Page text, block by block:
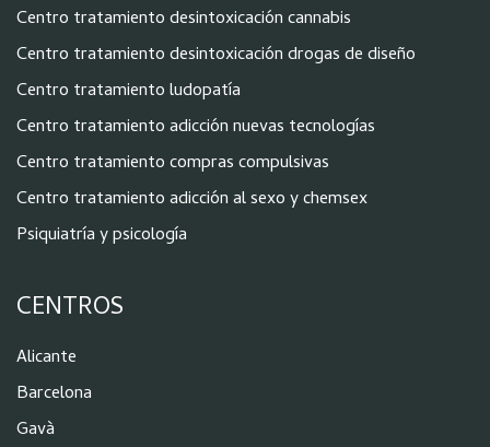
Centro tratamiento desintoxicación cannabis
Centro tratamiento desintoxicación drogas de diseño
Centro tratamiento ludopatía
Centro tratamiento adicción nuevas tecnologías
Centro tratamiento compras compulsivas
Centro tratamiento adicción al sexo y chemsex
Psiquiatría y psicología
CENTROS
Alicante
Barcelona
Gavà